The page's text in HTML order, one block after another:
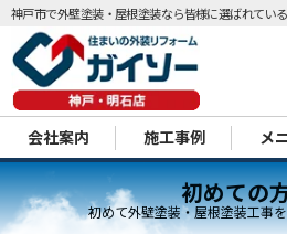
神戸市で外壁塗装・屋根塗装なら皆様に選ばれてい
会社案内 施工事例 メ
初めての
初めて外壁塗装・屋根塗装工事